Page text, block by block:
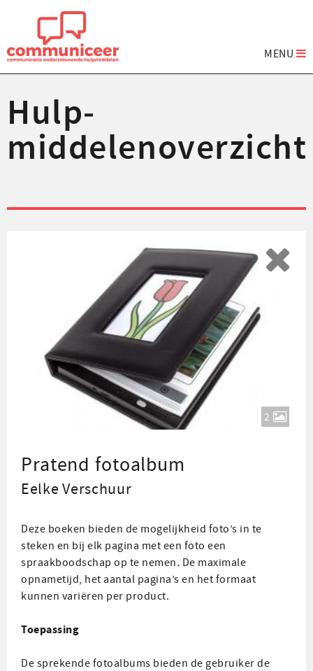
MENU
Hulp­
middelenoverzicht
2
Pratend fotoalbum
Eelke Verschuur
Deze boeken bieden de mogelijkheid foto’s in te
steken en bij elk pagina met een foto een
spraakboodschap op te nemen. De maximale
opnametijd, het aantal pagina’s en het formaat
kunnen variëren per product.
Toepassing
De sprekende fotoalbums bieden de gebruiker de